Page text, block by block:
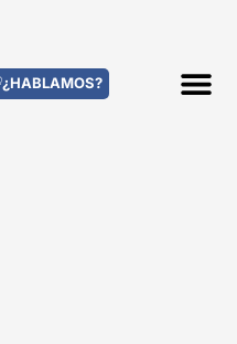
¿HABLAMOS?